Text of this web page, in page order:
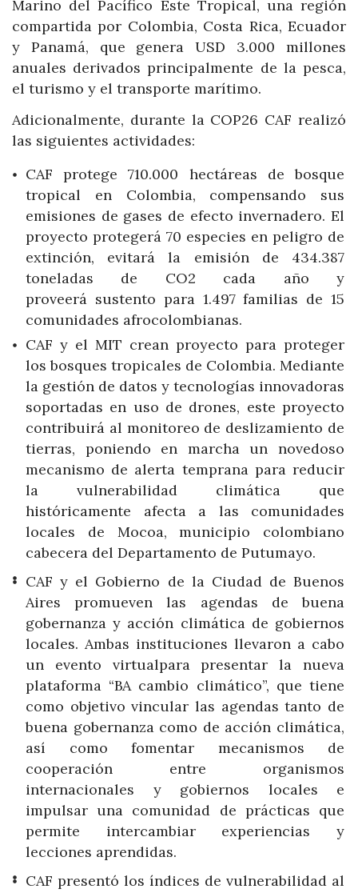
Marino del Pacífico Este Tropical, una región
compartida por Colombia, Costa Rica, Ecuador
y Panamá, que genera USD 3.000 millones
anuales derivados principalmente de la pesca,
el turismo y el transporte marítimo.
Adicionalmente, durante la COP26 CAF realizó
las siguientes actividades:
CAF protege 710.000 hectáreas de bosque
tropical en Colombia, compensando sus
emisiones de gases de efecto invernadero. El
proyecto protegerá 70 especies en peligro de
extinción, evitará la emisión de 434.387
toneladas de CO2 cada año y
proveerá sustento para 1.497 familias de 15
comunidades afrocolombianas.
CAF y el MIT crean proyecto para proteger
los bosques tropicales de Colombia. Mediante
la gestión de datos y tecnologías innovadoras
soportadas en uso de drones, este proyecto
contribuirá al monitoreo de deslizamiento de
tierras, poniendo en marcha un novedoso
mecanismo de alerta temprana para reducir
la vulnerabilidad climática que
históricamente afecta a las comunidades
locales de Mocoa, municipio colombiano
cabecera del Departamento de Putumayo.
CAF y el Gobierno de la Ciudad de Buenos
Aires promueven las agendas de buena
gobernanza y acción climática de gobiernos
locales. Ambas instituciones llevaron a cabo
un evento virtualpara presentar la nueva
plataforma “BA cambio climático”, que tiene
como objetivo vincular las agendas tanto de
buena gobernanza como de acción climática,
así como fomentar mecanismos de
cooperación entre organismos
internacionales y gobiernos locales e
impulsar una comunidad de prácticas que
permite intercambiar experiencias y
lecciones aprendidas.
CAF presentó los índices de vulnerabilidad al